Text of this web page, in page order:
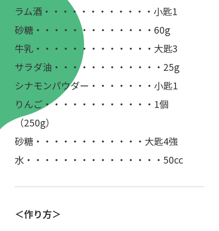
ラム酒・・・・・・・・・・・・小匙1
砂糖・・・・・・・・・・・・・60g
牛乳・・・・・・・・・・・・・大匙3
サラダ油・・・・・・・・・・・・25g
シナモンパウダー・・・・・・・小匙1
りんご・・・・・・・・・・・・1個
（250g）
砂糖・・・・・・・・・・・・大匙4強
水・・・・・・・・・・・・・・・50cc
＜作り方＞